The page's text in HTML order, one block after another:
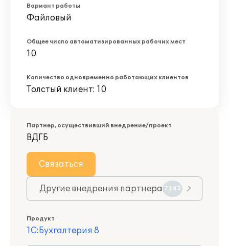
Вариант работы
Файловый
Общее число автоматизированных рабочих мест
10
Количество одновременно работающих клиентов
Толстый клиент: 10
Партнер, осуществивший внедрение/проект
ВДГБ
Связаться
Другие внедрения партнера 7243
Продукт
1С:Бухгалтерия 8